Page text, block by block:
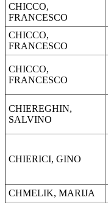
CHICCO,
FRANCESCO
CHICCO,
FRANCESCO
CHICCO,
FRANCESCO
CHIEREGHIN,
SALVINO
CHIERICI, GINO
CHMELIK, MARIJA